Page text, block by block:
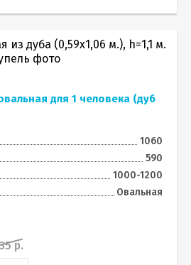
для 1 человека (дуб
1060
590
1000-1200
Овальная
р.